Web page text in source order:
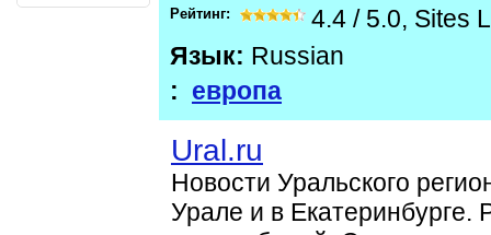
Рейтинг: 4.4 / 5.0, Sites
Язык: Russian
: европа
Ural.ru
Новости Уральского
Урале и в Екатеринбурге.